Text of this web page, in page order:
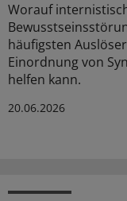
Worauf
häufigsten
Einordnung von
helfen kann.
20.06.2026